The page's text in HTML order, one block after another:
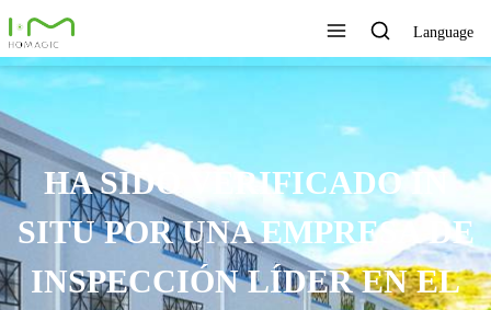
Language
HA SIDO VERIFICADO IN
SITU POR UNA EMPRESA DE
INSPECCIÓN LÍDER EN EL